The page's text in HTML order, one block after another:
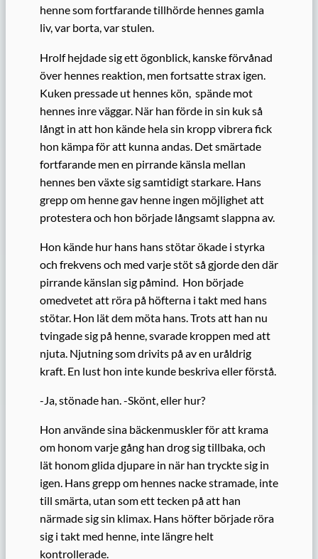
henne som fortfarande tillhörde hennes gamla
liv, var borta, var stulen.
Hrolf hejdade sig ett ögonblick, kanske förvånad
över hennes reaktion, men fortsatte strax igen.
Kuken pressade ut hennes kön, spände mot
hennes inre väggar. När han förde in sin kuk så
långt in att hon kände hela sin kropp vibrera fick
hon kämpa för att kunna andas. Det smärtade
fortfarande men en pirrande känsla mellan
hennes ben växte sig samtidigt starkare. Hans
grepp om henne gav henne ingen möjlighet att
protestera och hon började långsamt slappna av.
Hon kände hur hans hans stötar ökade i styrka
och frekvens och med varje stöt så gjorde den där
pirrande känslan sig påmind. Hon började
omedvetet att röra på höfterna i takt med hans
stötar. Hon lät dem möta hans. Trots att han nu
tvingade sig på henne, svarade kroppen med att
njuta. Njutning som drivits på av en uråldrig
kraft. En lust hon inte kunde beskriva eller förstå.
-Ja, stönade han. -Skönt, eller hur?
Hon använde sina bäckenmuskler för att krama
om honom varje gång han drog sig tillbaka, och
lät honom glida djupare in när han tryckte sig in
igen. Hans grepp om hennes nacke stramade, inte
till smärta, utan som ett tecken på att han
närmade sig sin klimax. Hans höfter började röra
sig i takt med henne, inte längre helt
kontrollerade.